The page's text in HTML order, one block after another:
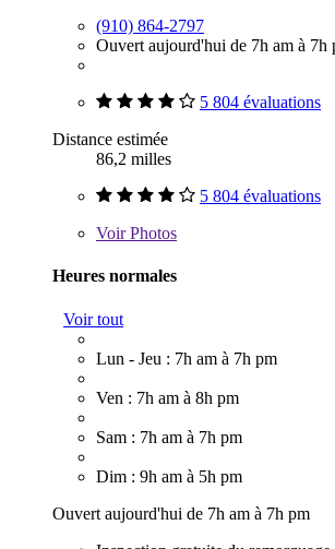
(910) 864-2797
Ouvert aujourd'hui de 7h am à 7h
5 804 évaluations
Distance estimée
86,2 milles
5 804 évaluations
VoirPhotos
Heures normales
Voir tout
Lun - Jeu : 7h am à 7h pm
Ven : 7h am à 8h pm
Sam : 7h am à 7h pm
Dim : 9h am à 5h pm
Ouvert aujourd'hui de 7h am à 7h pm